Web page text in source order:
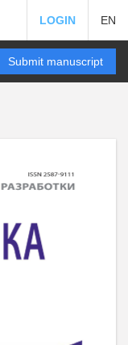
LOGIN EN
Submit manuscript